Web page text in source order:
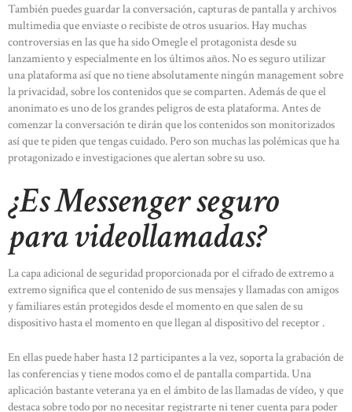
También puedes guardar la conversación, capturas de pantalla y archivos
multimedia que enviaste o recibiste de otros usuarios. Hay muchas
controversias en las que ha sido Omegle el protagonista desde su
lanzamiento y especialmente en los últimos años. No es seguro utilizar
una plataforma así que no tiene absolutamente ningún management sobre
la privacidad, sobre los contenidos que se comparten. Además de que el
anonimato es uno de los grandes peligros de esta plataforma. Antes de
comenzar la conversación te dirán que los contenidos son monitorizados
así que te piden que tengas cuidado. Pero son muchas las polémicas que ha
protagonizado e investigaciones que alertan sobre su uso.
¿Es Messenger seguro
para videollamadas?
La capa adicional de seguridad proporcionada por el cifrado de extremo a
extremo significa que el contenido de sus mensajes y llamadas con amigos
y familiares están protegidos desde el momento en que salen de su
dispositivo hasta el momento en que llegan al dispositivo del receptor .
En ellas puede haber hasta 12 participantes a la vez, soporta la grabación de
las conferencias y tiene modos como el de pantalla compartida. Una
aplicación bastante veterana ya en el ámbito de las llamadas de vídeo, y que
destaca sobre todo por no necesitar registrarte ni tener cuenta para poder